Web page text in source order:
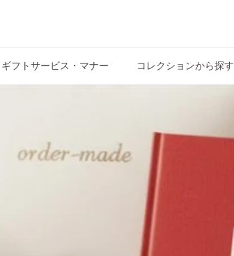
ギフトサービス・マナー コレクションから探す